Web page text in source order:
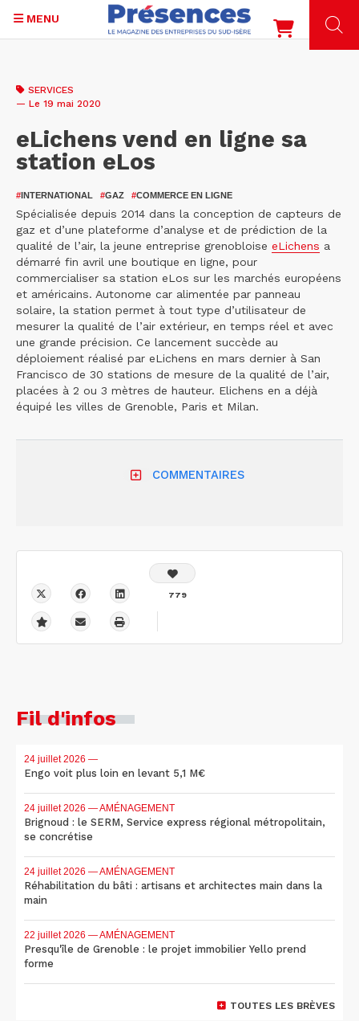
contenu
MENU
SERVICES
— Le 19 mai 2020
eLichens vend en ligne sa
station eLos
#INTERNATIONAL #GAZ #COMMERCE EN LIGNE
Spécialisée depuis 2014 dans la conception de capteurs de
gaz et d’une plateforme d’analyse et de prédiction de la
qualité de l’air, la jeune entreprise grenobloise eLichens a
démarré fin avril une boutique en ligne, pour
commercialiser sa station eLos sur les marchés européens
et américains. Autonome car alimentée par panneau
solaire, la station permet à tout type d’utilisateur de
mesurer la qualité de l’air extérieur, en temps réel et avec
une grande précision. Ce lancement succède au
déploiement réalisé par eLichens en mars dernier à San
Francisco de 30 stations de mesure de la qualité de l’air,
placées à 2 ou 3 mètres de hauteur. Elichens en a déjà
équipé les villes de Grenoble, Paris et Milan.
COMMENTAIRES
779
Fil d'infos
24 juillet 2026 —
Engo voit plus loin en levant 5,1 M€
24 juillet 2026 — AMÉNAGEMENT
Brignoud : le SERM, Service express régional métropolitain,
se concrétise
24 juillet 2026 — AMÉNAGEMENT
Réhabilitation du bâti : artisans et architectes main dans la
main
22 juillet 2026 — AMÉNAGEMENT
Presqu'île de Grenoble : le projet immobilier Yello prend
forme
TOUTES LES BRÈVES